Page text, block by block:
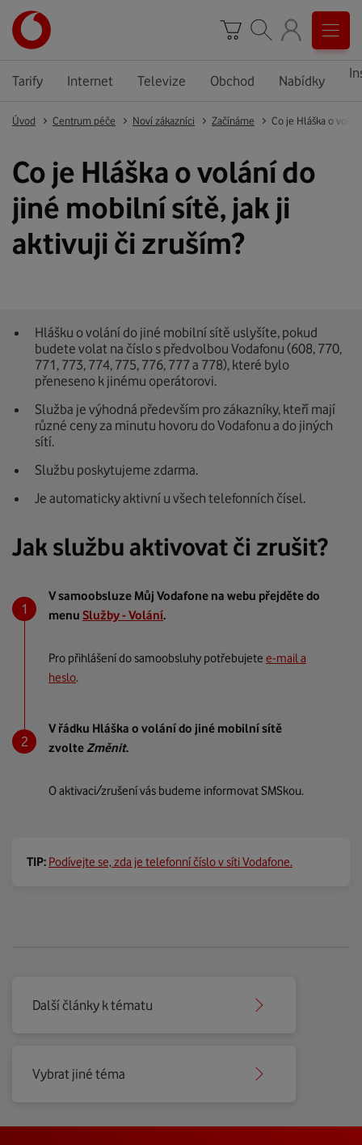
Tarify Internet Televize Obchod Nabídky
Úvod Centrum péče Noví zákazníci Začínáme Co je Hláška o
Co je Hláška o volání do
jiné mobilní sítě, jak ji
aktivuji či zruším?
Hlášku o volání do jiné mobilní sítě uslyšíte, pokud
budete volat na číslo s předvolbou Vodafonu (608, 770,
771, 773, 774, 775, 776, 777 a 778), které bylo
přeneseno k jinému operátorovi.
Služba je výhodná především pro zákazníky, kteří mají
různé ceny za minutu hovoru do Vodafonu a do jiných
sítí.
Službu poskytujeme zdarma.
Je automaticky aktivní u všech telefonních čísel.
Jak službu aktivovat či zrušit?
V samoobsluze Můj Vodafone na webu přejděte do
menu Služby - Volání.
Pro přihlášení do samoobsluhy potřebujete e-mail a
heslo.
V řádku Hláška o volání do jiné mobilní sítě
zvolteZměnit.
O aktivaci/zrušení vás budeme informovat SMSkou.
TIP: Podívejte se, zda je telefonní číslo v síti Vodafone.
Další články k tématu
Vybrat jiné téma